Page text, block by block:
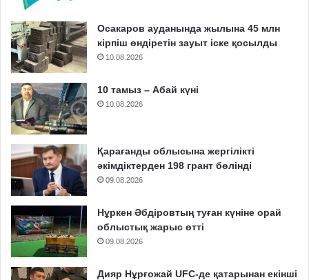
Осакаров ауданында жылына 45 млн
кірпіш өндіретін зауыт іске қосылды
10.08.2026
10 тамыз – Абай күні
10.08.2026
Қарағанды облысына жергілікті
әкімдіктерден 198 грант бөлінді
09.08.2026
Нұркен Әбдіровтың туған күніне орай
облыстық жарыс өтті
09.08.2026
Дияр Нұрғожай UFC-де қатарынан екінші